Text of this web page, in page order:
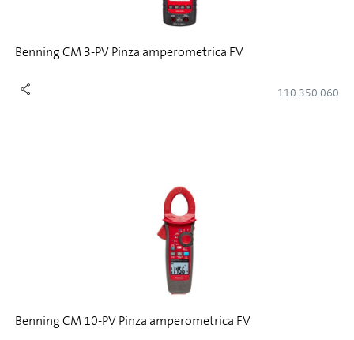
Benning CM 3-PV Pinza amperometrica FV
110.350.060
Benning CM 10-PV Pinza amperometrica FV